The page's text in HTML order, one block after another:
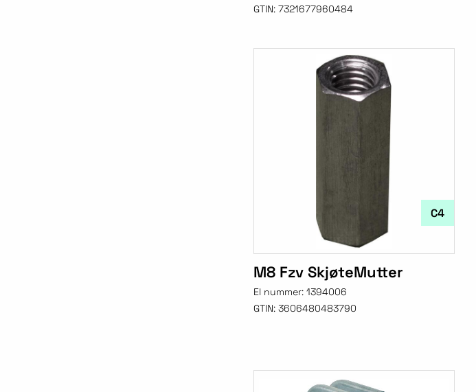
GTIN: 7321677960484
C4
M8 Fzv SkjøteMutter
El nummer: 1394006
GTIN: 3606480483790